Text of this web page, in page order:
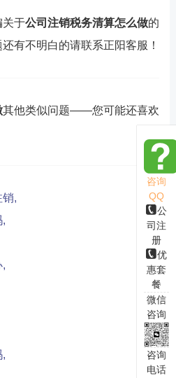
关于公司注销税务清算怎么做的
有不明白的请联系正阳客服！
其他类似问题——您可能还喜欢
,
,
,
,
咨询
QQ
公
司注
册
优
惠套
餐
微信
咨询
咨询
电话